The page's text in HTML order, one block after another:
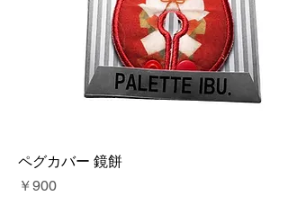
ペグカバー 鏡餅
価格
￥900